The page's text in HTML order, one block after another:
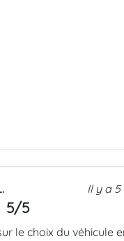
Il y a
5/5
le choix du véhicule